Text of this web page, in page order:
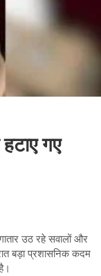
गए
उठ रहे सवालों और
बड़ा प्रशासनिक कदम